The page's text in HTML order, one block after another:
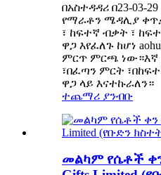
በአስተዳዳሪ በ23-03-29
የማራቶን ሜዳሊያ
፣ ከፍተኛ ብቃት ፣
ዋጋ እየፈለጉ ከሆነ
ምርጥ ምርጫ ነው።እኛ
፣በፈጣን ምርት
ዋጋ ላይ እናተኩራለን።
ተጨማሪ ያንብቡ
መልካም የሴቶች ቀን